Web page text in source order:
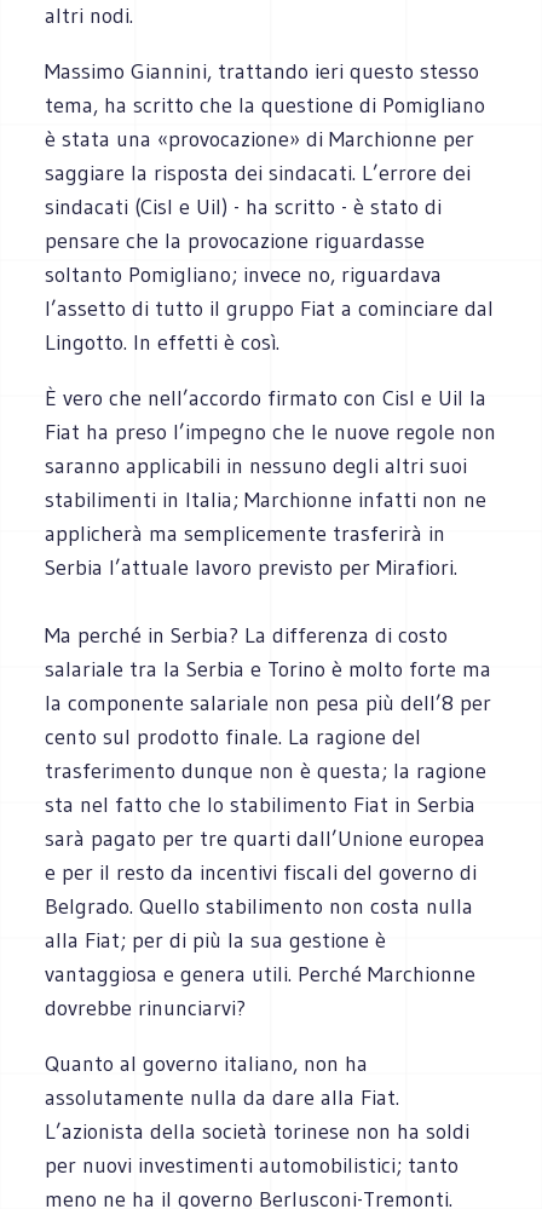
altri nodi.
Massimo Giannini, trattando ieri questo stesso
tema, ha scritto che la questione di Pomigliano
è stata una «provocazione» di Marchionne per
saggiare la risposta dei sindacati. L’errore dei
sindacati (Cisl e Uil) - ha scritto - è stato di
pensare che la provocazione riguardasse
soltanto Pomigliano; invece no, riguardava
l’assetto di tutto il gruppo Fiat a cominciare dal
Lingotto. In effetti è così.
È vero che nell’accordo firmato con Cisl e Uil la
Fiat ha preso l’impegno che le nuove regole non
saranno applicabili in nessuno degli altri suoi
stabilimenti in Italia; Marchionne infatti non ne
applicherà ma semplicemente trasferirà in
Serbia l’attuale lavoro previsto per Mirafiori.
Ma perché in Serbia? La differenza di costo
salariale tra la Serbia e Torino è molto forte ma
la componente salariale non pesa più dell’8 per
cento sul prodotto finale. La ragione del
trasferimento dunque non è questa; la ragione
sta nel fatto che lo stabilimento Fiat in Serbia
sarà pagato per tre quarti dall’Unione europea
e per il resto da incentivi fiscali del governo di
Belgrado. Quello stabilimento non costa nulla
alla Fiat; per di più la sua gestione è
vantaggiosa e genera utili. Perché Marchionne
dovrebbe rinunciarvi?
Quanto al governo italiano, non ha
assolutamente nulla da dare alla Fiat.
L’azionista della società torinese non ha soldi
per nuovi investimenti automobilistici; tanto
meno ne ha il governo Berlusconi-Tremonti.